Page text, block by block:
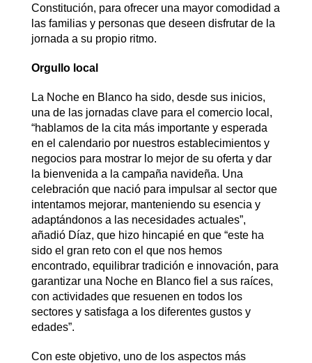
Constitución, para ofrecer una mayor comodidad a
las familias y personas que deseen disfrutar de la
jornada a su propio ritmo.
Orgullo local
La Noche en Blanco ha sido, desde sus inicios,
una de las jornadas clave para el comercio local,
“hablamos de la cita más importante y esperada
en el calendario por nuestros establecimientos y
negocios para mostrar lo mejor de su oferta y dar
la bienvenida a la campaña navideña. Una
celebración que nació para impulsar al sector que
intentamos mejorar, manteniendo su esencia y
adaptándonos a las necesidades actuales”,
añadió Díaz, que hizo hincapié en que “este ha
sido el gran reto con el que nos hemos
encontrado, equilibrar tradición e innovación, para
garantizar una Noche en Blanco fiel a sus raíces,
con actividades que resuenen en todos los
sectores y satisfaga a los diferentes gustos y
edades”.
Con este objetivo, uno de los aspectos más